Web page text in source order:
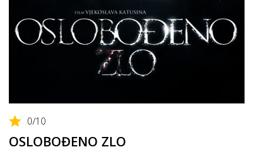
0/10
OSLOBOĐENO ZLO